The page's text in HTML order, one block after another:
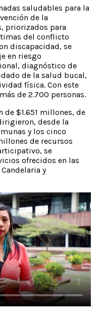
saludables para la
de la
priorizados para
del conflicto
discapacidad, se
en riesgo
diagnóstico de
de la salud bucal,
física. Con este
de 2.700 personas.
$1.651 millones, de
desde la
y los cinco
de recursos
se
ofrecidos en las
y